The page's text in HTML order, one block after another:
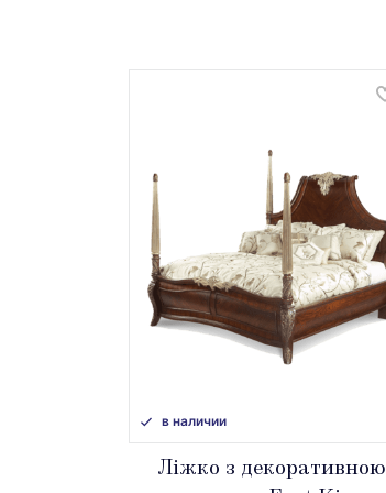
в наличии
Ліжко з декоративною